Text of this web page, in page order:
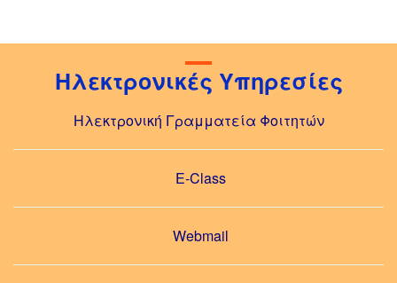
Ηλεκτρονικές Υπηρεσίες
Ηλεκτρονική Γραμματεία Φοιτητών
E-Class
Webmail